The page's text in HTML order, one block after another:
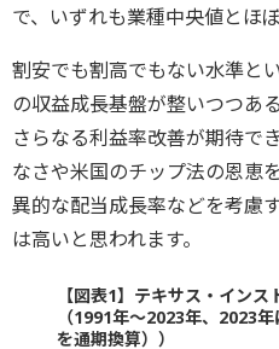
で、いずれも業種中央値とほ
割安でも割高でもない水準と
の収益成長基盤が整いつつあ
さらなる利益率改善が期待で
なさや米国のチップ法の恩恵
異的な配当成長率などを考慮
は高いと思われます。
【図表1】テキサス・イン
（1991年～2023年、2023
を通期換算））